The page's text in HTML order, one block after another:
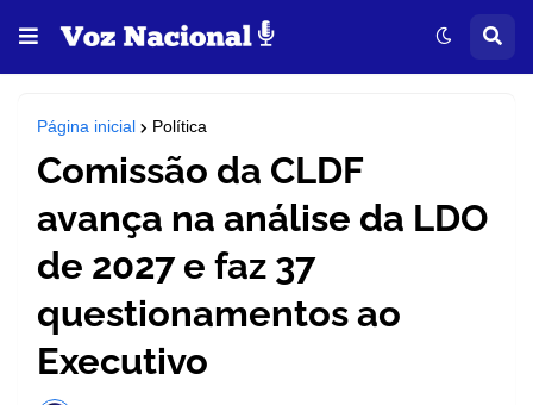
Página inicial Política
Comissão da CLDF
avança na análise da LDO
de 2027 e faz 37
questionamentos ao
Executivo